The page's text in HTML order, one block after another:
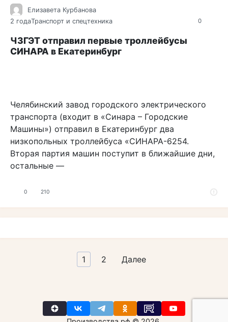
0
Елизавета Курбанова
2 годаТранспорт и спецтехника
ЧЗГЭТ отправил первые троллейбусы
СИНАРА в Екатеринбург
Челябинский завод городского электрического
транспорта (входит в «Синара – Городские
Машины») отправил в Екатеринбург два
низкопольных троллейбуса «СИНАРА-6254.
Вторая партия машин поступит в ближайшие дни,
остальные —
0 210
1 2 Далее